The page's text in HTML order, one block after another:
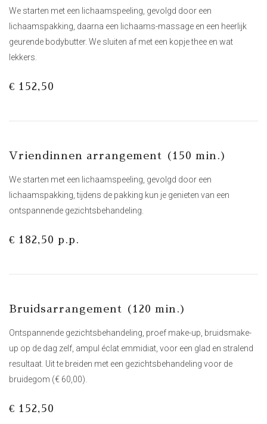
We starten met een lichaamspeeling, gevolgd door een
lichaamspakking, daarna een lichaams-massage en een heerlijk
geurende bodybutter. We sluiten af met een kopje thee en wat
lekkers.
€ 152,50
Vriendinnen arrangement (150 min.)
We starten met een lichaamspeeling, gevolgd door een
lichaamspakking, tijdens de pakking kun je genieten van een
ontspannende gezichtsbehandeling.
€ 182,50 p.p.
Bruidsarrangement (120 min.)
Ontspannende gezichtsbehandeling, proef make-up, bruidsmake-
up op de dag zelf, ampul éclat emmidiat, voor een glad en stralend
resultaat. Uit te breiden met een gezichtsbehandeling voor de
bruidegom (€ 60,00).
€ 152,50